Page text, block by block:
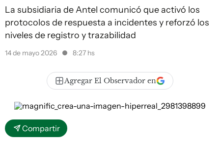
La subsidiaria de Antel comunicó que activó los
protocolos de respuesta a incidentes y reforzó los
niveles de registro y trazabilidad
14 de mayo 2026 8:27 hs
Agregar El Observador en
Compartir